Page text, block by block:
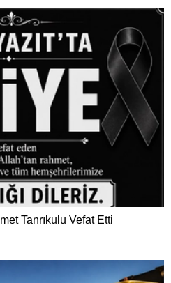
Tanrıkulu Vefat Etti